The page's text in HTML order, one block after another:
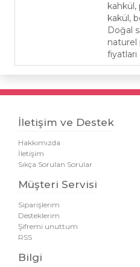
kakül,
Doğal
naturel
fiyatları
İletişim ve Destek
Hakkımızda
İletişim
Sıkça Sorulan Sorular
Müşteri Servisi
Siparişlerim
Desteklerim
Şifremi unuttum
RSS
Bilgi